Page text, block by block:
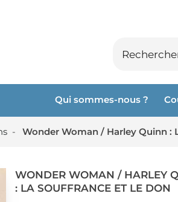
Qui sommes-nous ?
- Wonder Woman / Harley Quinn :
WONDER WOMAN / HARLEY
: LA SOUFFRANCE ET LE DON